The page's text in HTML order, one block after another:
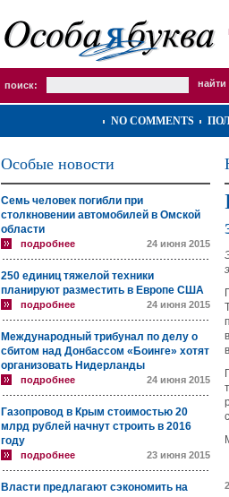
поиск:
NO COMMENTS
Особые новости
Семь человек погибли при
столкновении автомобилей в Омской
области
подробнее 24 июня 2015
250 единиц тяжелой техники
планируют разместить в Европе США
подробнее 24 июня 2015
Международный трибунал по делу о
сбитом над Донбассом «Боинге» хотят
организовать Нидерланды
подробнее 24 июня 2015
Газопровод в Крым стоимостью 20
млрд рублей начнут строить в 2016
году
подробнее 23 июня 2015
Власти предлагают сэкономить на